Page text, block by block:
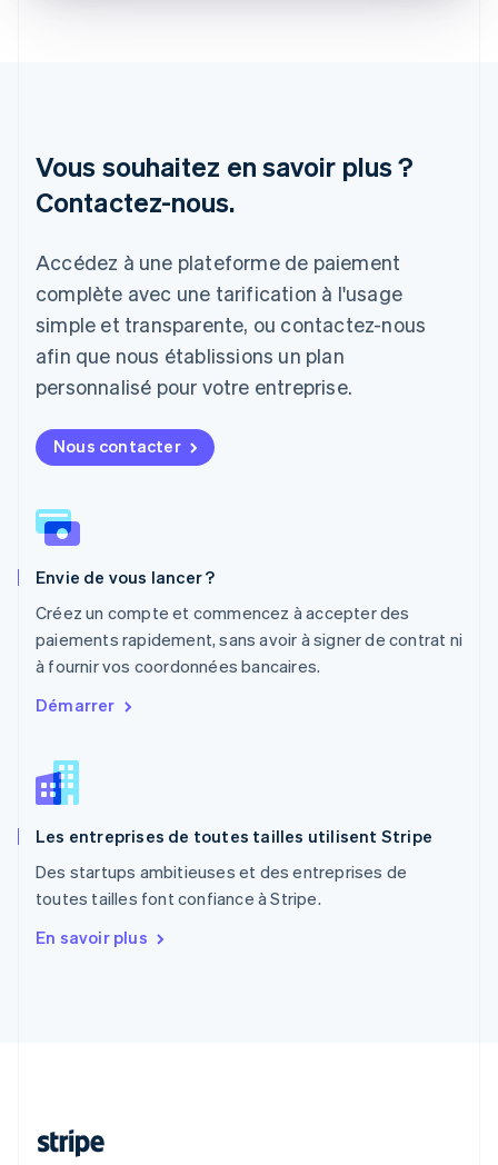
Vous souhaitez en savoir plus ?
Contactez-nous.
Accédez à une plateforme de paiement
complète avec une tarification à l'usage
simple et transparente, ou contactez-nous
afin que nous établissions un plan
personnalisé pour votre entreprise.
Nous contacter
Envie de vous lancer ?
Créez un compte et commencez à accepter des
paiements rapidement, sans avoir à signer de contrat ni
à fournir vos coordonnées bancaires.
Démarrer
Les entreprises de toutes tailles utilisent Stripe
Des startups ambitieuses et des entreprises de
toutes tailles font confiance à Stripe.
En savoir plus
Lettonie
English
Liechtenstein
English
Luxembourg
Français Deutsch
Malaisie
English 简体中文
Malte
Mexique
EspañolEnglish
Norvège
Nouvelle-Zélande
English
NederlandsEnglish
Portugal
Português English
R.A.S. de Hong Kong, Chine
English
Roumanie
Royaume-Uni
Singapour
English简体中文
English